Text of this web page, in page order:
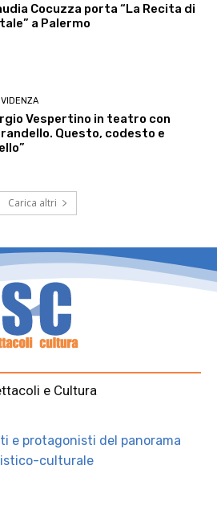
Cocuzza porta “La Recita di
a Palermo
Vespertino in teatro con
Questo, codesto e
Carica altri
e Cultura
e protagonisti del panorama
culturale